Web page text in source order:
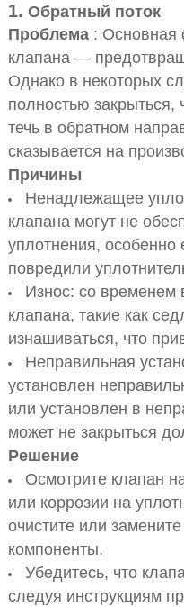
1. Обратный поток
Проблема: Основная
клапана —
Однако в некоторых
полностью закрыться,
течь в обратном
сказывается на
Причины
Ненадлежащее
клапана могут не
уплотнения, особенно
повредили
Износ: со временем
клапана, такие как
изнашиваться, что
Неправильная
установлен
или установлен в
может не закрыться
Решение
Осмотрите клапан
или коррозии на
очистите или
компоненты.
Убедитесь, что
следуя инструкциям